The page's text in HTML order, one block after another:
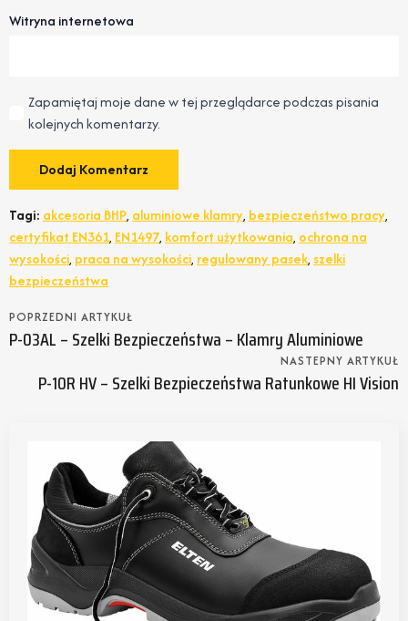
Witryna internetowa
Zapamiętaj moje dane w tej przeglądarce podczas pisania
kolejnych komentarzy.
Tagi: akcesoria BHP, aluminiowe klamry, bezpieczeństwo pracy,
certyfikat EN361, EN1497, komfort użytkowania, ochrona na
wysokości, praca na wysokości, regulowany pasek, szelki
bezpieczeństwa
POPRZEDNI ARTYKUŁ
P-03AL – Szelki Bezpieczeństwa – Klamry Aluminiowe
NASTEPNY ARTYKUŁ
P-10R HV – Szelki Bezpieczeństwa Ratunkowe HI Vision